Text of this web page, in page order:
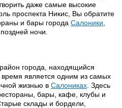
даже самые высокие
проспекта Никис, Вы обратите
и бары города Салоники
ночи.
города, находящийся
является одним из самых
жизнью в Салониках . Здесь
бары, кафе, клубы и
склады и бордели,